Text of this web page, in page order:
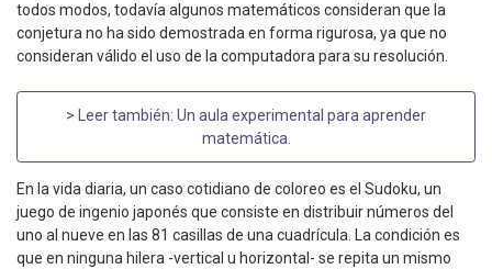
todos modos, todavía algunos matemáticos consideran que la
conjetura no ha sido demostrada en forma rigurosa, ya que no
consideran válido el uso de la computadora para su resolución.
> Leer también: Un aula experimental para aprender
matemática
En la vida diaria, un caso cotidiano de coloreo es el Sudoku, un
juego de ingenio japonés que consiste en distribuir números del
uno al nueve en las 81 casillas de una cuadrícula. La condición es
que en ninguna hilera -vertical u horizontal- se repita un mismo